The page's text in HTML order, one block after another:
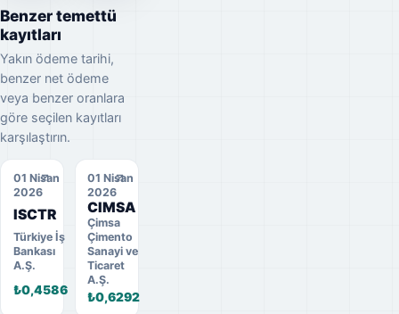
Benzer temettü
kayıtları
Yakın ödeme tarihi,
benzer net ödeme
veya benzer oranlara
göre seçilen kayıtları
karşılaştırın.
01 Nisan
2026
ISCTR
Türkiye İş
Bankası
A.Ş.
₺0,4586
01 Nisan
2026
CIMSA
Çimsa
Çimento
Sanayi ve
Ticaret
A.Ş.
₺0,6292